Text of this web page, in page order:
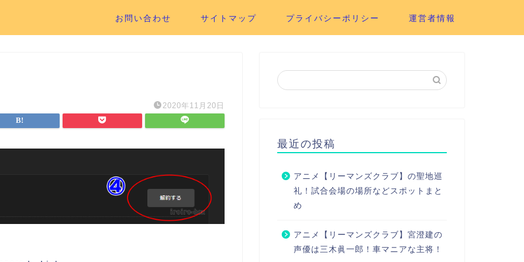
お問い合わせ サイトマップ プライバシーポリシー 運営者情報
2020年11月20日
最近の投稿
アニメ【リーマンズクラブ】の聖地巡
礼！試合会場の場所などスポットまと
め
アニメ【リーマンズクラブ】宮澄建の
声優は三木眞一郎！車マニアな主将！